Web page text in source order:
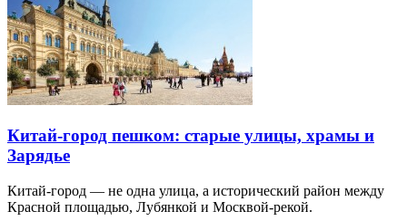
Китай-город пешком: старые улицы, храмы и
Зарядье
Китай-город — не одна улица, а исторический район между
Красной площадью, Лубянкой и Москвой-рекой.